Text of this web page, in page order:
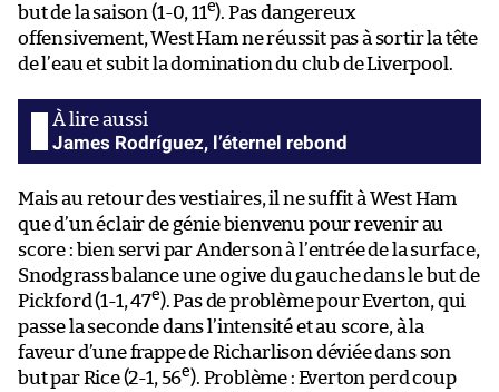
but de la saison (1-0, 11e). Pas dangereux
offensivement, West Ham ne réussit pas à sortir la tête
de l’eau et subit la domination du club de Liverpool.
James Rodríguez, l’éternel rebond
Mais au retour des vestiaires, il ne suffit à West Ham
que d’un éclair de génie bienvenu pour revenir au
score : bien servi par Anderson à l’entrée de la surface,
Snodgrass balance une ogive du gauche dans le but de
Pickford (1-1, 47e). Pas de problème pour Everton, qui
passe la seconde dans l’intensité et au score, à la
faveur d’une frappe de Richarlison déviée dans son
but par Rice (2-1, 56e). Problème : Everton perd coup